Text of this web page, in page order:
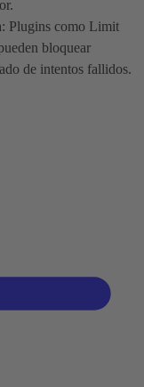
: Plugins como Limit
bloquear
de intentos fallidos.